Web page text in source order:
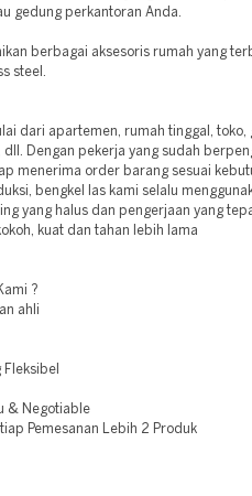
gedung perkantoran Anda.
berbagai aksesoris rumah yang
steel.
dari apartemen, rumah tinggal, toko,
dll. Dengan pekerja yang sudah
menerima order barang sesuai
bengkel las kami selalu
yang halus dan pengerjaan yang
kuat dan tahan lebih lama
?
ahli
Fleksibel
& Negotiable
Pemesanan Lebih 2 Produk